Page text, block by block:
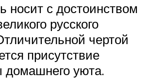
носит с достоинством
русского
чертой
присутствие
уюта.